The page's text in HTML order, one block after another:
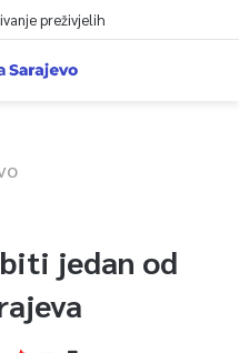
preživjelih
biti jedan od